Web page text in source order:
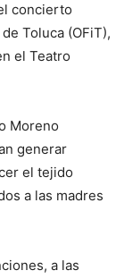
concierto
Toluca (OFiT),
el Teatro
Moreno
generar
el tejido
a las madres
a las